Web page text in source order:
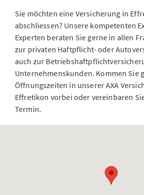
Sie möchten eine Versicherung in
abschliessen? Unsere kompetenten
Experten beraten Sie gerne in allen
zur privaten Haftpflicht- oder
auch zur
Unternehmenskunden. Kommen Sie
Öffnungszeiten in unserer AXA
Effretikon vorbei oder vereinbaren
Termin.